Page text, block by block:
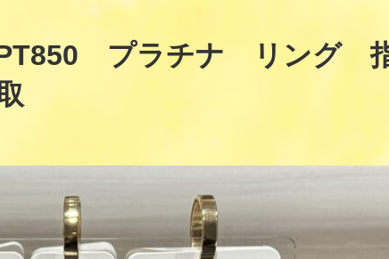
プラチナ リング